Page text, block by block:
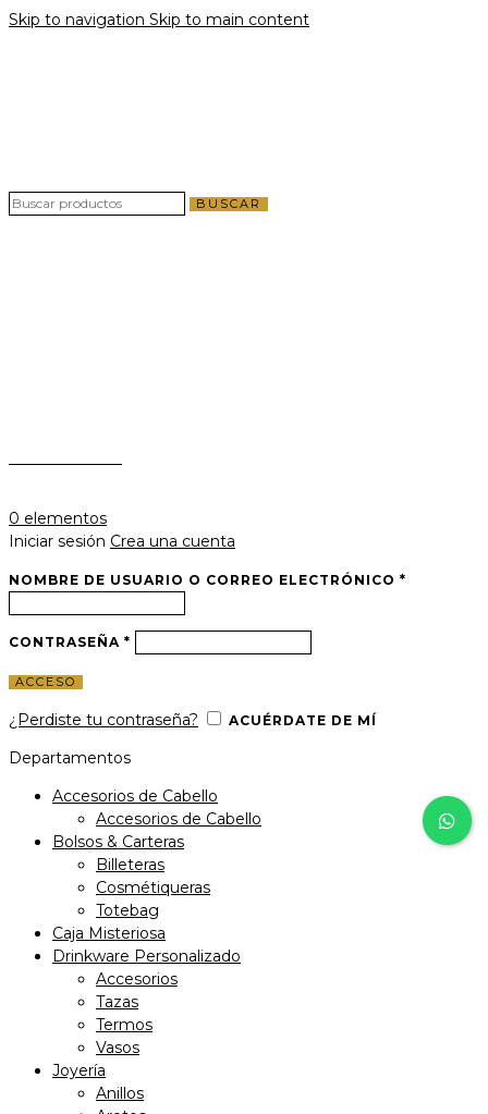
Skip to navigation Skip to main content
BUSCAR
0 elementos
Iniciar sesión Crea una cuenta
NOMBRE DE USUARIO O CORREO ELECTRÓNICO *
CONTRASEÑA *
ACCESO
¿Perdiste tu contraseña? ACUÉRDATE DE MÍ
Departamentos
Accesorios de Cabello
Accesorios de Cabello
Bolsos & Carteras
Billeteras
Cosmétiqueras
Totebag
Caja Misteriosa
Drinkware Personalizado
Accesorios
Tazas
Termos
Vasos
Joyería
Anillos